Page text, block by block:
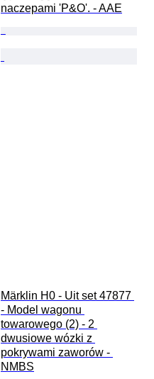
naczepami 'P&O'. - AAE
Märklin H0 - Uit set 47877
- Model wagonu
towarowego (2) - 2
dwusiowe wózki z
pokrywami zaworów -
NMBS